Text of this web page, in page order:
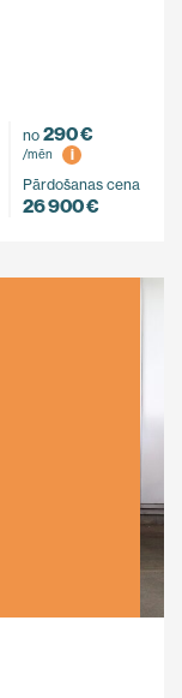
no 290 €
/mēn
i
Pārdošanas cena
26 900 €